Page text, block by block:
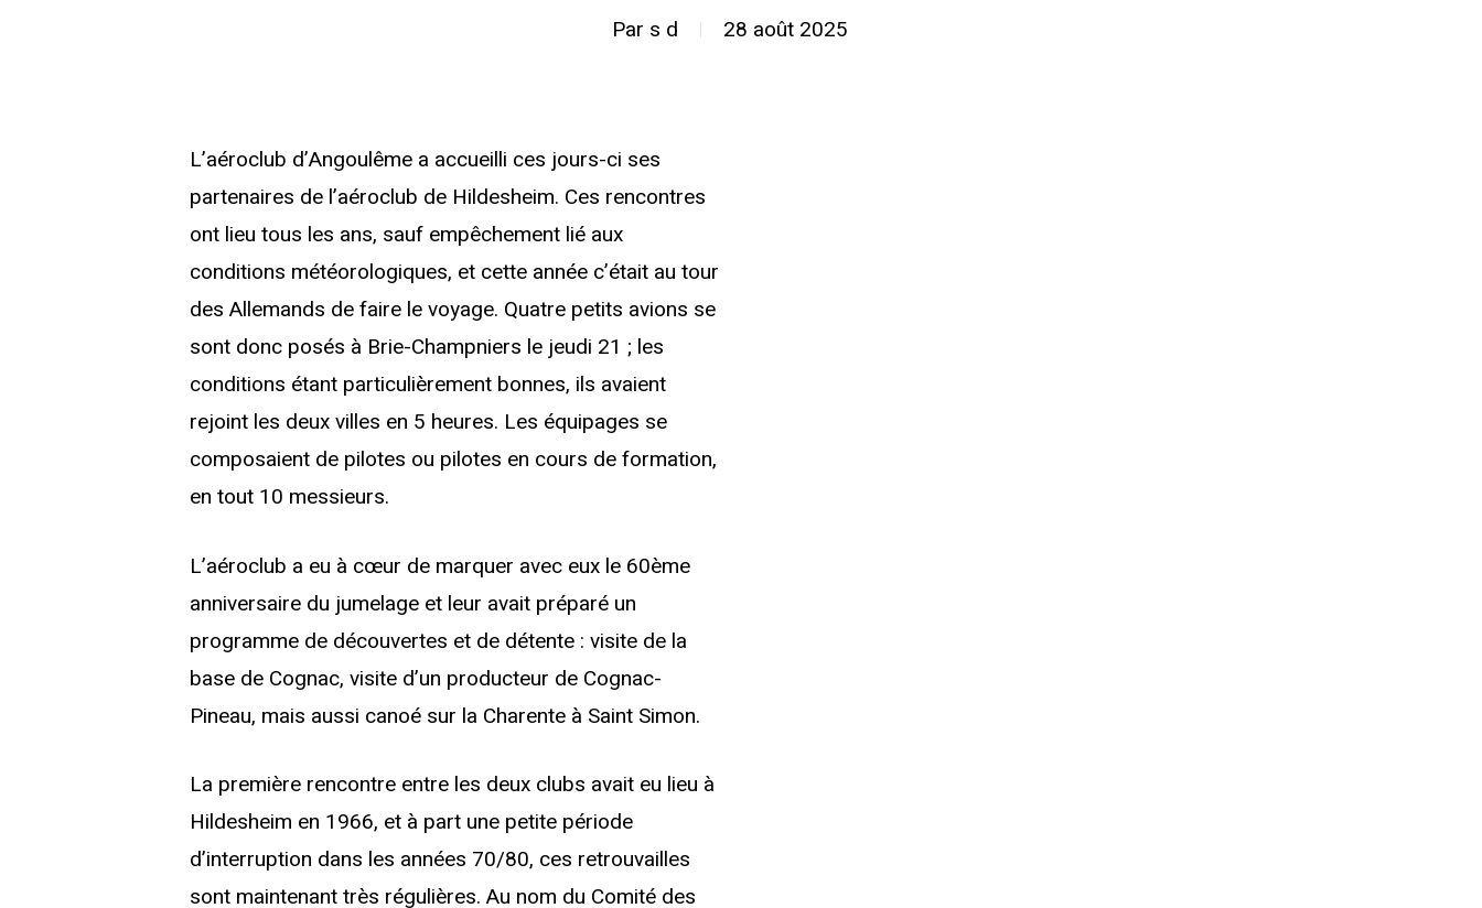
Par s d 28 août 2025
L’aéroclub d’Angoulême a accueilli ces jours-ci ses
partenaires de l’aéroclub de Hildesheim. Ces rencontres
ont lieu tous les ans, sauf empêchement lié aux
conditions météorologiques, et cette année c’était au tour
des Allemands de faire le voyage. Quatre petits avions se
sont donc posés à Brie-Champniers le jeudi 21 ; les
conditions étant particulièrement bonnes, ils avaient
rejoint les deux villes en 5 heures. Les équipages se
composaient de pilotes ou pilotes en cours de formation,
en tout 10 messieurs.
L’aéroclub a eu à cœur de marquer avec eux le 60ème
anniversaire du jumelage et leur avait préparé un
programme de découvertes et de détente : visite de la
base de Cognac, visite d’un producteur de Cognac-
Pineau, mais aussi canoé sur la Charente à Saint Simon.
La première rencontre entre les deux clubs avait eu lieu à
Hildesheim en 1966, et à part une petite période
d’interruption dans les années 70/80, ces retrouvailles
sont maintenant très régulières. Au nom du Comité des